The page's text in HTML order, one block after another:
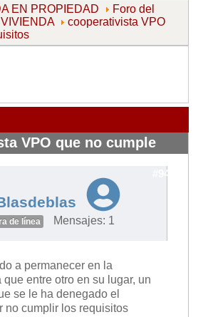
al 6 de junio de 2013
Antigua
en Propiedad
Horizontal
de Junta de Propietarios
de Propietarios
de Vivienda en Propiedad
práctico
EN PROPIEDAD
Foro del
cooperativista VPO
VPO que no cumple
#9439
de línea Mensajes: 1
a permanecer en la
entre otro en su lugar, un
se le ha denegado el
no cumplir los requisitos